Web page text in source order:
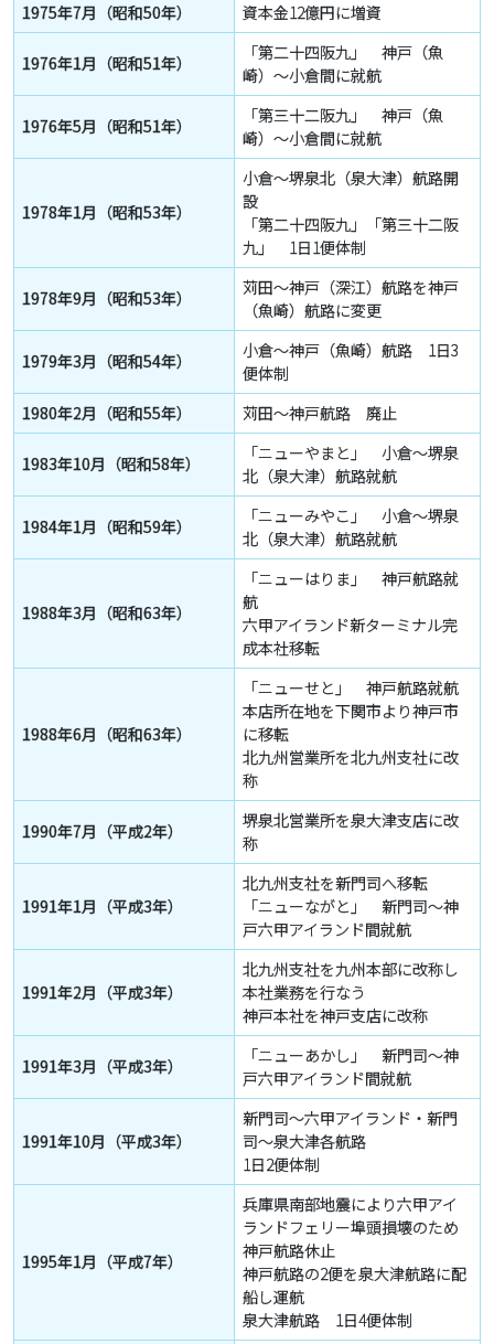
1975年7月（昭和50年）
資本金12億円に増資
1976年1月（昭和51年）
「第二十四阪九」 神戸（魚
崎）～小倉間に就航
1976年5月（昭和51年）
「第三十二阪九」 神戸（魚
崎）～小倉間に就航
1978年1月（昭和53年）
小倉～堺泉北（泉大津）航路開
設
「第二十四阪九」「第三十二阪
九」 1日1便体制
1978年9月（昭和53年）
苅田～神戸（深江）航路を神戸
（魚崎）航路に変更
1979年3月（昭和54年）
小倉～神戸（魚崎）航路 1日3
便体制
1980年2月（昭和55年）
苅田～神戸航路 廃止
1983年10月（昭和58年）
「ニューやまと」 小倉～堺泉
北（泉大津）航路就航
1984年1月（昭和59年）
「ニューみやこ」 小倉～堺泉
北（泉大津）航路就航
1988年3月（昭和63年）
「ニューはりま」 神戸航路就
航
六甲アイランド新ターミナル完
成本社移転
1988年6月（昭和63年）
「ニューせと」 神戸航路就航
本店所在地を下関市より神戸市
に移転
北九州営業所を北九州支社に改
称
1990年7月（平成2年）
堺泉北営業所を泉大津支店に改
称
1991年1月（平成3年）
北九州支社を新門司へ移転
「ニューながと」 新門司～神
戸六甲アイランド間就航
1991年2月（平成3年）
北九州支社を九州本部に改称し
本社業務を行なう
神戸本社を神戸支店に改称
1991年3月（平成3年）
「ニューあかし」 新門司～神
戸六甲アイランド間就航
1991年10月（平成3年）
新門司～六甲アイランド・新門
司～泉大津各航路
1日2便体制
1995年1月（平成7年）
兵庫県南部地震により六甲アイ
ランドフェリー埠頭損壊のため
神戸航路休止
神戸航路の2便を泉大津航路に配
船し運航
泉大津航路 1日4便体制